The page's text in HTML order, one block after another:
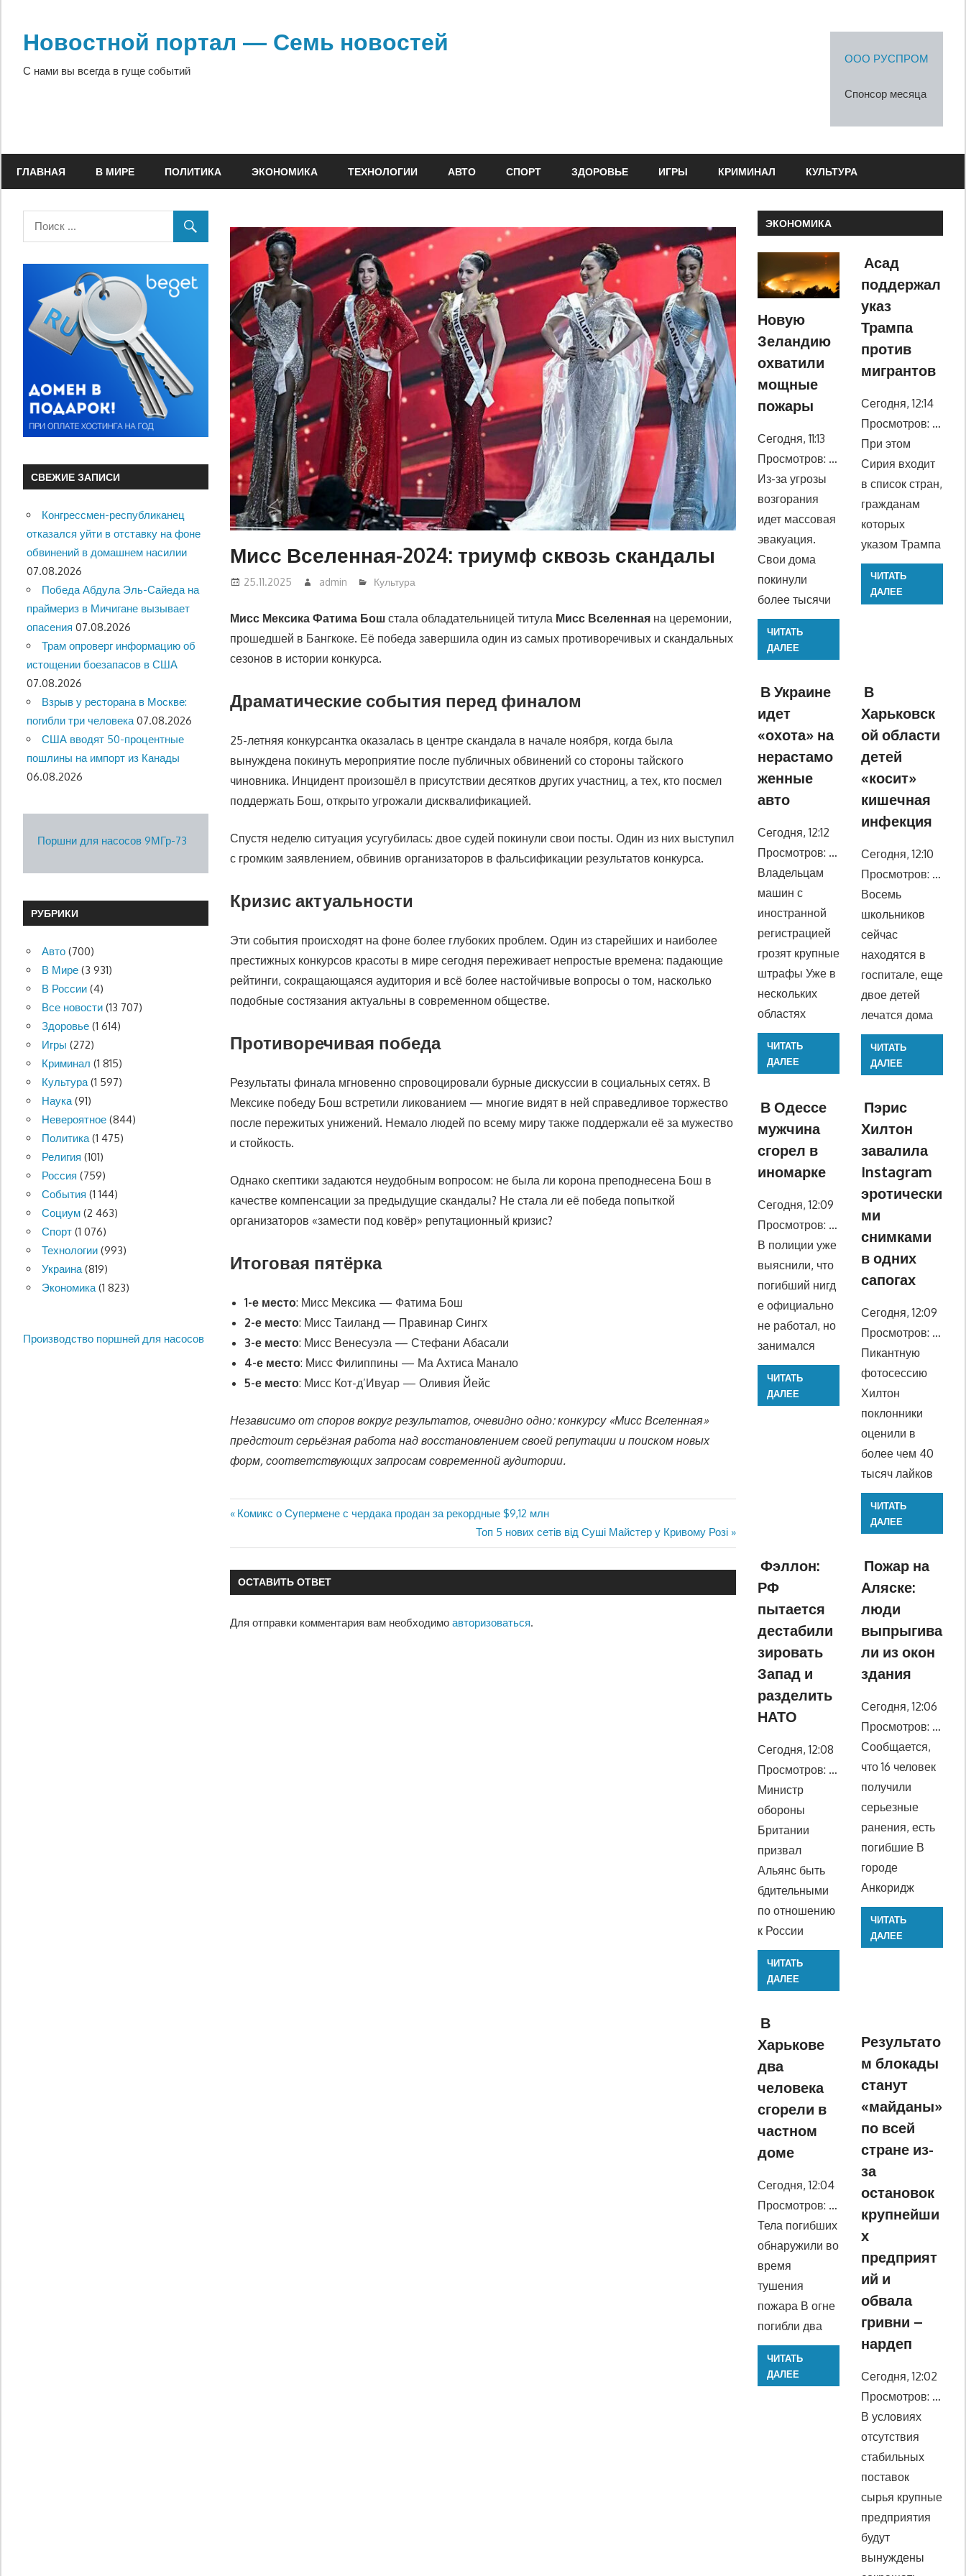
содержимому
Новостной портал — Семь новостей
С нами вы всегда в гуще событий
ООО РУСПРОМ
Спонсор месяца
ГЛАВНАЯ В МИРЕ ПОЛИТИКА ЭКОНОМИКА ТЕХНОЛОГИИ АВТО СПОРТ ЗДОРОВЬЕ ИГРЫ КРИМИНАЛ КУЛЬТУРА
Мисс Вселенная-2024: триумф сквозь скандалы
25.11.2025 admin Культура
Мисс Мексика Фатима Бош стала обладательницей титула Мисс Вселенная на церемонии,
прошедшей в Бангкоке. Её победа завершила один из самых противоречивых и скандальных
сезонов в истории конкурса.
Драматические события перед финалом
25-летняя конкурсантка оказалась в центре скандала в начале ноября, когда была
вынуждена покинуть мероприятие после публичных обвинений со стороны тайского
чиновника. Инцидент произошёл в присутствии десятков других участниц, а тех, кто посмел
поддержать Бош, открыто угрожали дисквалификацией.
Спустя неделю ситуация усугубилась: двое судей покинули свои посты. Один из них выступил
с громким заявлением, обвинив организаторов в фальсификации результатов конкурса.
Кризис актуальности
Эти события происходят на фоне более глубоких проблем. Один из старейших и наиболее
престижных конкурсов красоты в мире сегодня переживает непростые времена: падающие
рейтинги, сокращающаяся аудитория и всё более настойчивые вопросы о том, насколько
подобные состязания актуальны в современном обществе.
Противоречивая победа
Результаты финала мгновенно спровоцировали бурные дискуссии в социальных сетях. В
Мексике победу Бош встретили ликованием — многие видят в ней справедливое торжество
после пережитых унижений. Немало людей по всему миру также поддержали её за мужество
и стойкость.
Однако скептики задаются неудобным вопросом: не была ли корона преподнесена Бош в
качестве компенсации за предыдущие скандалы? Не стала ли её победа попыткой
организаторов «замести под ковёр» репутационный кризис?
Итоговая пятёрка
1-е место: Мисс Мексика — Фатима Бош
2-е место: Мисс Таиланд — Правинар Сингх
3-е место: Мисс Венесуэла — Стефани Абасали
4-е место: Мисс Филиппины — Ма Ахтиса Манало
5-е место: Мисс Кот-д’Ивуар — Оливия Йейс
Независимо от споров вокруг результатов, очевидно одно: конкурсу «Мисс Вселенная»
предстоит серьёзная работа над восстановлением своей репутации и поиском новых
форм, соответствующих запросам современной аудитории.
Навигация
по
записям
Предыдущая
Комикс о Супермене с чердака продан за рекордные $9,12 млн
Следующая
запись:
Топ 5 нових сетів від Суші Майстер у Кривому Розі
ОСТАВИТЬ ОТВЕТ
Для отправки комментария вам необходимоавторизоваться.
СВЕЖИЕ ЗАПИСИ
Конгрессмен-республиканец
отказался уйти в отставку на фоне
обвинений в домашнем насилии
07.08.2026
Победа Абдула Эль-Сайеда на
праймериз в Мичигане вызывает
опасения 07.08.2026
Трам опроверг информацию об
истощении боезапасов в США
07.08.2026
Взрыв у ресторана в Москве:
погибли три человека 07.08.2026
США вводят 50-процентные
пошлины на импорт из Канады
06.08.2026
Поршни для насосов 9МГр-73
РУБРИКИ
Авто(700)
В Мире(3 931)
В России(4)
Все новости(13 707)
Здоровье(1 614)
Игры (272)
Криминал (1 815)
Культура(1 597)
Наука(91)
Невероятное(844)
Политика(1 475)
Религия (101)
Россия (759)
События (1 144)
Социум(2 463)
Спорт(1 076)
Технологии(993)
Украина(819)
Экономика(1 823)
Производство поршней для насосов
ЭКОНОМИКА
Новую
Зеландию
охватили
мощные
пожары
Сегодня, 11:13
Просмотров: …
Из-за угрозы
возгорания
идет массовая
эвакуация.
Свои дома
покинули
более тысячи
ЧИТАТЬ
ДАЛЕЕ
Асад
поддержал
указ
Трампа
против
мигрантов
Сегодня, 12:14
Просмотров: …
При этом
Сирия входит
в список стран,
гражданам
которых
указом Трампа
ЧИТАТЬ
ДАЛЕЕ
В Украине
идет
«охота» на
нерастамо
женные
авто
Сегодня, 12:12
Просмотров: …
Владельцам
машин с
иностранной
регистрацией
грозят крупные
штрафы Уже в
нескольких
областях
ЧИТАТЬ
ДАЛЕЕ
В
Харьковск
ой области
детей
«косит»
кишечная
инфекция
Сегодня, 12:10
Просмотров: …
Восемь
школьников
сейчас
находятся в
госпитале, еще
двое детей
лечатся дома
ЧИТАТЬ
ДАЛЕЕ
В Одессе
мужчина
сгорел в
иномарке
Сегодня, 12:09
Просмотров: …
В полиции уже
выяснили, что
погибший нигд
е официально
не работал, но
занимался
ЧИТАТЬ
ДАЛЕЕ
Пэрис
Хилтон
завалила
Instagram
эротически
ми
снимками
в одних
сапогах
Сегодня, 12:09
Просмотров: …
Пикантную
фотосессию
Хилтон
поклонники
оценили в
более чем 40
тысяч лайков
ЧИТАТЬ
ДАЛЕЕ
Фэллон:
РФ
пытается
дестабили
зировать
Запад и
разделить
НАТО
Сегодня, 12:08
Просмотров: …
Министр
обороны
Британии
призвал
Альянс быть
бдительными
по отношению
к России
ЧИТАТЬ
ДАЛЕЕ
Пожар на
Аляске:
люди
выпрыгива
ли из окон
здания
Сегодня, 12:06
Просмотров: …
Сообщается,
что 16 человек
получили
серьезные
ранения, есть
погибшие В
городе
Анкоридж
ЧИТАТЬ
ДАЛЕЕ
В
Харькове
два
человека
сгорели в
частном
доме
Сегодня, 12:04
Просмотров: …
Тела погибших
обнаружили во
время
тушения
пожара В огне
погибли два
ЧИТАТЬ
ДАЛЕЕ
Результато
м блокады
станут
«майданы»
по всей
стране из-
за
остановок
крупнейши
х
предприят
ий и
обвала
гривни –
нардеп
Сегодня, 12:02
Просмотров: …
В условиях
отсутствия
стабильных
поставок
сырья крупные
предприятия
будут
вынуждены